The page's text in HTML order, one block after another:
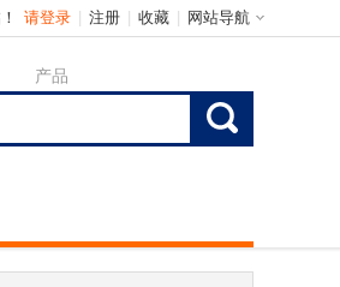
收藏 网站导航
请登录 注册
产品